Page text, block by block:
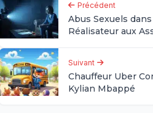
Précédent
Abus Sexuels
Réalisateur aux
Suivant
Chauffeur Uber
Kylian Mbappé